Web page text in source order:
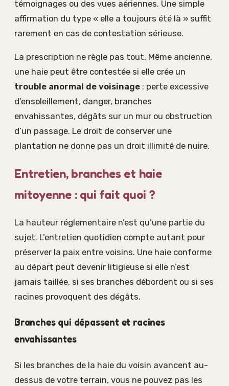
témoignages ou des vues aériennes. Une simple
affirmation du type « elle a toujours été là » suffit
rarement en cas de contestation sérieuse.
La prescription ne règle pas tout. Même ancienne,
une haie peut être contestée si elle crée un
trouble anormal de voisinage : perte excessive
d’ensoleillement, danger, branches
envahissantes, dégâts sur un mur ou obstruction
d’un passage. Le droit de conserver une
plantation ne donne pas un droit illimité de nuire.
Entretien, branches et haie
mitoyenne : qui fait quoi ?
La hauteur réglementaire n’est qu’une partie du
sujet. L’entretien quotidien compte autant pour
préserver la paix entre voisins. Une haie conforme
au départ peut devenir litigieuse si elle n’est
jamais taillée, si ses branches débordent ou si ses
racines provoquent des dégâts.
Branches qui dépassent et racines
envahissantes
Si les branches de la haie du voisin avancent au-
dessus de votre terrain, vous ne pouvez pas les